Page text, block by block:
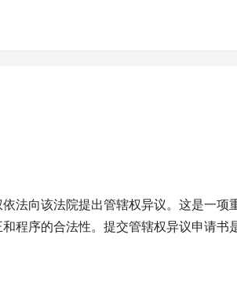
法向该法院提出管辖权异议。这是一项
程序的合法性。提交管辖权异议申请书